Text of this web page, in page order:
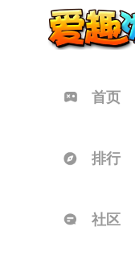
首页
排行
社区